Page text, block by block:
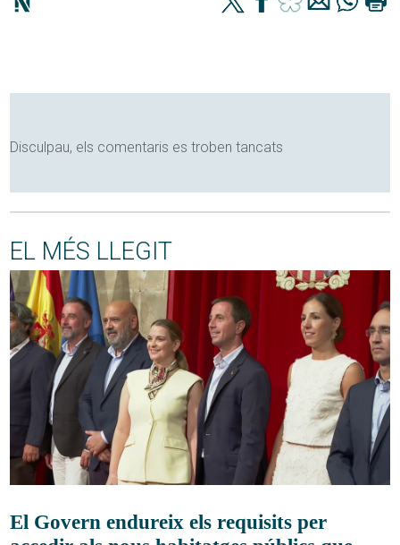
Disculpau, els comentaris es troben tancats
EL MÉS LLEGIT
El Govern endureix els requisits per